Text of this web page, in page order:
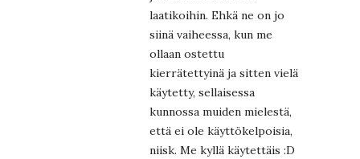
laatikoihin. Ehkä ne on jo
siinä vaiheessa, kun me
ollaan ostettu
kierrätettyinä ja sitten vielä
käytetty, sellaisessa
kunnossa muiden mielestä,
että ei ole käyttökelpoisia,
niisk. Me kyllä käytettäis :D